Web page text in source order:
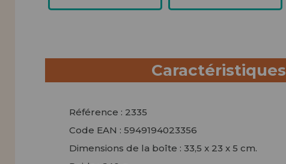
Caractéristiques
Référence : 2335
Code EAN : 5949194023356
Dimensions de la boîte : 33,5 x 23 x 5 cm.